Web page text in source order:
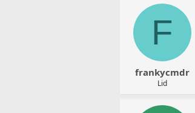
F
frankycmdr
Lid